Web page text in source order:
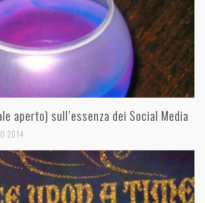
aperto) sull’essenza dei Social Media
2014